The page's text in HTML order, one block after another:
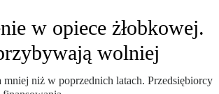
w opiece żłobkowej.
wolniej
niż w poprzednich latach. Przedsiębiorcy